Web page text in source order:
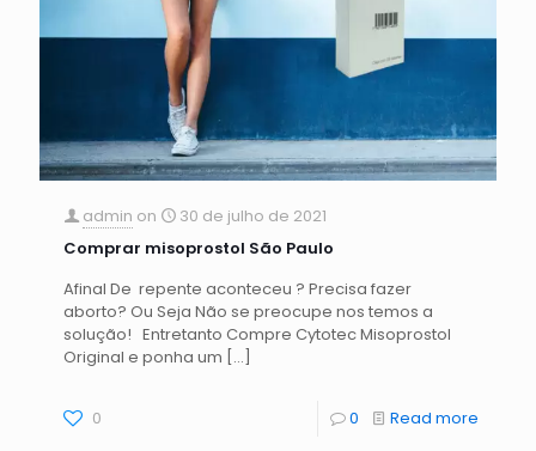
admin on
30 de julho de 2021
Comprar misoprostol São Paulo
Afinal De repente aconteceu ? Precisa fazer
aborto? Ou Seja Não se preocupe nos temos a
solução! Entretanto Compre Cytotec Misoprostol
Original e ponha um […]
0 0 Read more